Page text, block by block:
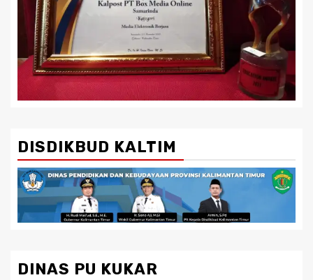
DISDIKBUD KALTIM
DINAS PU KUKAR